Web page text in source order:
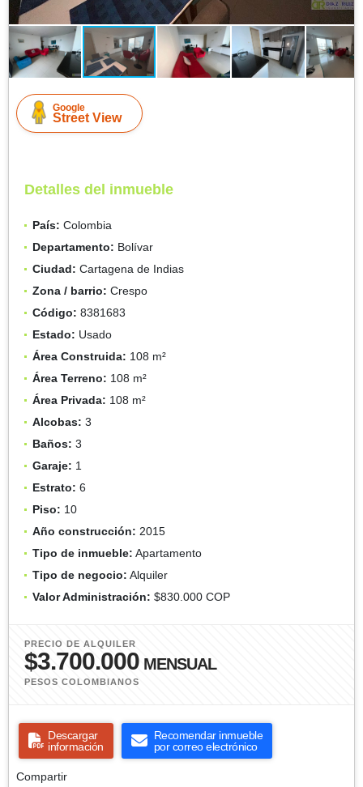
Google
Street View
Detalles del inmueble
País: Colombia
Departamento: Bolívar
Ciudad: Cartagena de Indias
Zona / barrio: Crespo
Código: 8381683
Estado: Usado
Área Construida: 108 m²
Área Terreno: 108 m²
Área Privada: 108 m²
Alcobas: 3
Baños: 3
Garaje: 1
Estrato: 6
Piso: 10
Año construcción: 2015
Tipo de inmueble: Apartamento
Tipo de negocio: Alquiler
Valor Administración: $830.000 COP
PRECIO DE ALQUILER
$3.700.000 MENSUAL
PESOS COLOMBIANOS
Descargar
información
Recomendar inmueble
por correo electrónico
Compartir